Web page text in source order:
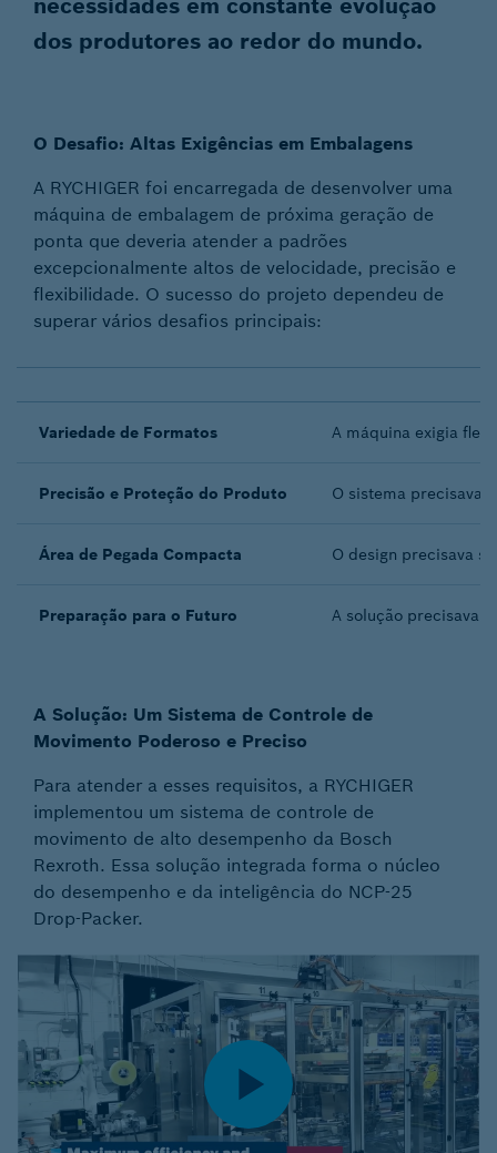
dos produtores ao redor do mundo.
O Desafio: Altas Exigências em Embalagens
A RYCHIGER foi encarregada de desenvolver uma
máquina de embalagem de próxima geração de
ponta que deveria atender a padrões
excepcionalmente altos de velocidade, precisão e
flexibilidade. O sucesso do projeto dependeu de
superar vários desafios principais:
Variedade de Formatos A máquina exigia
Precisão e Proteção do Produto O sistema precisava
Área de Pegada Compacta O design precisava
Preparação para o Futuro A solução precisava
A Solução: Um Sistema de Controle de
Movimento Poderoso e Preciso
Para atender a esses requisitos, a RYCHIGER
implementou um sistema de controle de
movimento de alto desempenho da Bosch
Rexroth. Essa solução integrada forma o núcleo
do desempenho e da inteligência do NCP-25
Drop-Packer.